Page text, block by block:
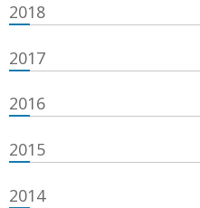
2018
2017
2016
2015
2014